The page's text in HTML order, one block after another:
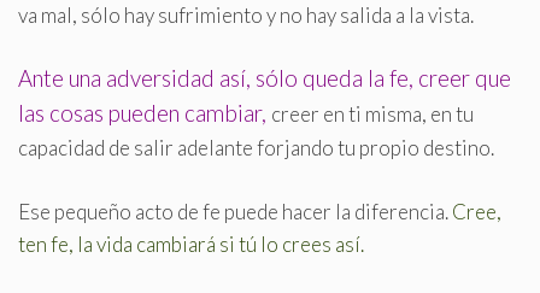
va mal, sólo hay sufrimiento y no hay salida a la vista.
Ante una adversidad así, sólo queda la fe, creer que
las cosas pueden cambiar, creer en ti misma, en tu
capacidad de salir adelante forjando tu propio destino.
Ese pequeño acto de fe puede hacer la diferencia.Cree,
ten fe, la vida cambiará si tú lo crees así.